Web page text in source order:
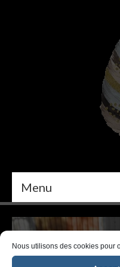
Nous utilisons des cookies pour
Menu
PEINTURE
DÉCORATION